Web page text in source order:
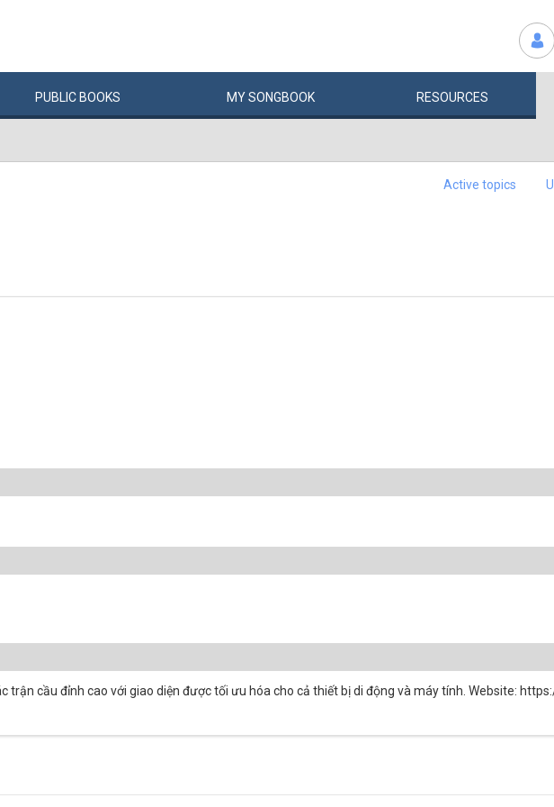
PUBLIC BOOKS MYSONGBOOK RESOURCES
Active topics
trận cầu đỉnh cao với giao diện được tối ưu hóa cho cả thiết bị di động và máy tính. Website: